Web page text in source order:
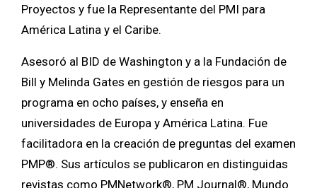
Proyectos y fue la Representante del PMI para
América Latina y el Caribe.
Asesoró al BID de Washington y a la Fundación de
Bill y Melinda Gates en gestión de riesgos para un
programa en ocho países, y enseña en
universidades de Europa y América Latina. Fue
facilitadora en la creación de preguntas del examen
PMP®. Sus artículos se publicaron en distinguidas
revistas como PMNetwork®, PM Journal®, Mundo